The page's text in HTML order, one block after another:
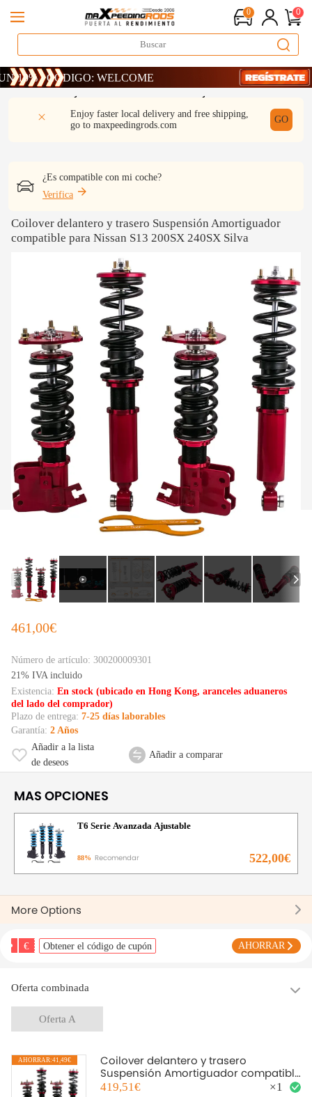
0 0
· CÓDIGO: WELCOME
CÓDIGO: WELCOME
CÓDIGO: WELCOME
Enjoy faster local delivery and free shipping,
go to maxpeedingrods.com
GO
¿Es compatible con mi coche?
Verifica
DESCRIPCIÓN REVISIÓN
Coilover delantero y trasero Suspensión Amortiguador
compatible para Nissan S13 200SX 240SX Silva
461,00€
Número de artículo: 300200009301
21% IVA incluido
Existencia: En stock (ubicado en Hong Kong, aranceles aduaneros
del lado del comprador)
Plazo de entrega: 7-25 días laborables
Garantía: 2 Años
Añadir a la lista
de deseos
Añadir a comparar
MAS OPCIONES
T6 Serie Avanzada Ajustable
88% Recomendar 522,00€
More Options
€ Obtener el código de cupón AHORRAR
Oferta combinada
Oferta A
AHORRAR:41,49€
Coilover delantero y trasero
Suspensión Amortiguador compatible
para Nissan S13 200SX 240SX Silva
419,51€ ×1